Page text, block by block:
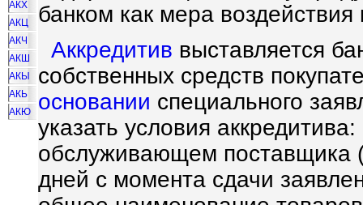
АКХ
АКЦ
АКЧ
АКШ
АКЫ
АКЬ
АКЮ
банком как мера
Аккредитив выставляется
собственных средств
основании специального
указать условия
обслуживающем поставщика
дней с момента сдачи